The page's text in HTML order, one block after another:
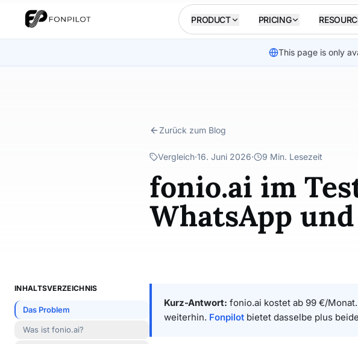
PRODUCT PRICING
This page is only
Zurück zum Blog
Vergleich·16. Juni 2026· 9 Min. Lesezeit
fonio.ai im
WhatsApp
INHALTSVERZEICHNIS
Das Problem
Was ist fonio.ai?
Kurz-Antwort: fonio.ai kostet ab 99 €/
weiterhin. Fonpilot bietet dasselbe plus